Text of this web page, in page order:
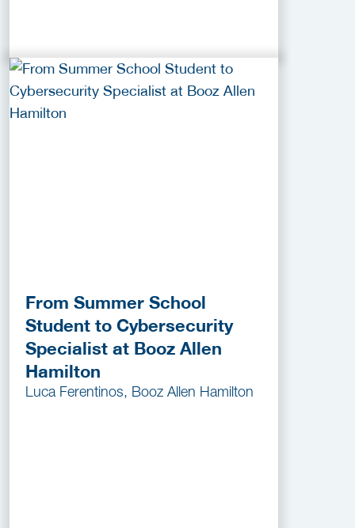
From Summer School
Student to Cybersecurity
Specialist at Booz Allen
Hamilton
Luca Ferentinos, Booz Allen Hamilton